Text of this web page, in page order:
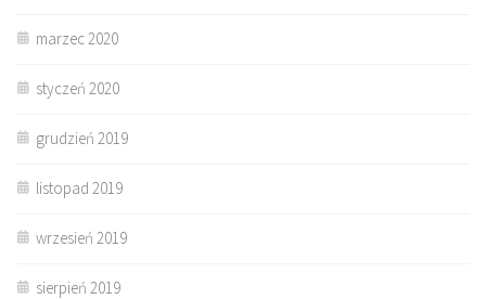
marzec 2020
styczeń 2020
grudzień 2019
listopad 2019
wrzesień 2019
sierpień 2019